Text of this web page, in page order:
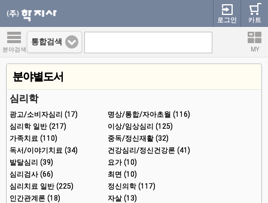
카트
로그인
분야검색 MY
통합검색
분야별도서
심리학
광고/소비자심리 (17)
명상/통합/자아초월 (116)
심리학 일반 (217)
이상/임상심리 (125)
가족치료 (110)
중독/정신재활 (32)
독서/이야기치료 (34)
건강심리/정신건강론 (41)
발달심리 (39)
요가 (10)
심리검사 (66)
최면 (10)
심리치료 일반 (225)
정신의학 (117)
인간관계론 (18)
자살 (13)